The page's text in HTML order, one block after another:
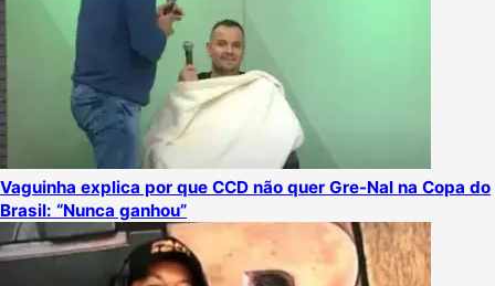
Vaguinha explica por que CCD não quer Gre-Nal na Copa do
Brasil: “Nunca ganhou”